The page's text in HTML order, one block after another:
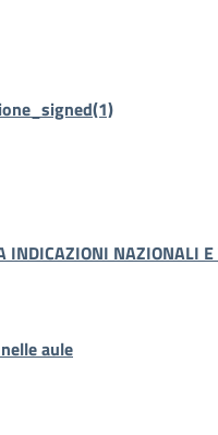
INDICAZIONI NAZIONALI
aule